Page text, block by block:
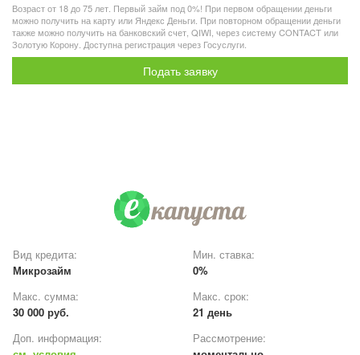
Возраст от 18 до 75 лет. Первый займ под 0%! При первом обращении деньги
можно получить на карту или Яндекс Деньги. При повторном обращении деньги
также можно получить на банковский счет, QIWI, через систему CONTACT или
Золотую Корону. Доступна регистрация через Госуслуги.
Подать заявку
Вид кредита:
Микрозайм
Мин. ставка:
0%
Макс. сумма:
30 000 руб.
Макс. срок:
21 день
Доп. информация:
Рассмотрение: